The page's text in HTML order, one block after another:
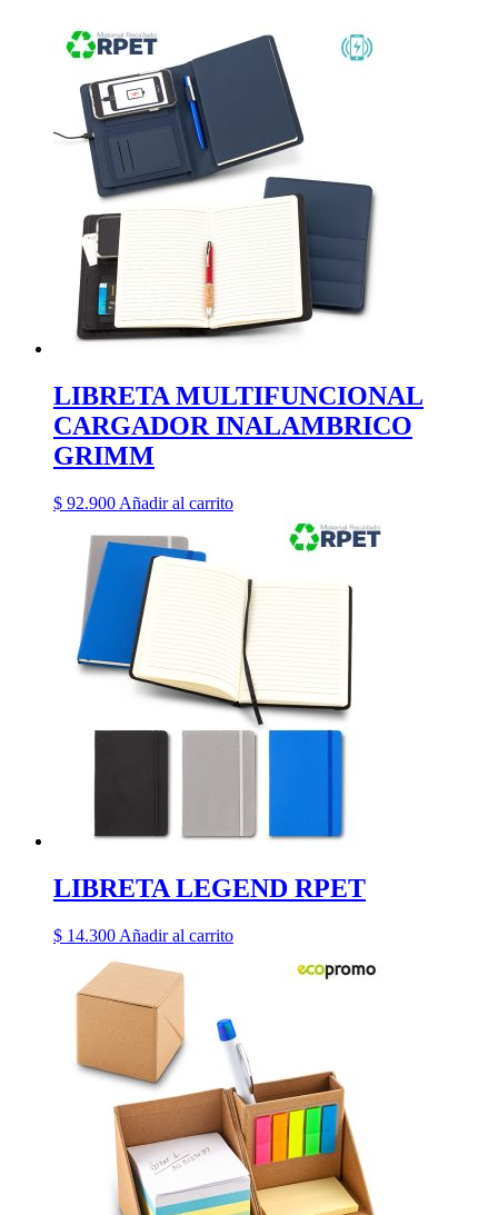
LIBRETA MULTIFUNCIONAL
CARGADOR INALAMBRICO
GRIMM
$ 92.900 Añadir al carrito
LIBRETA LEGEND RPET
$ 14.300 Añadir al carrito